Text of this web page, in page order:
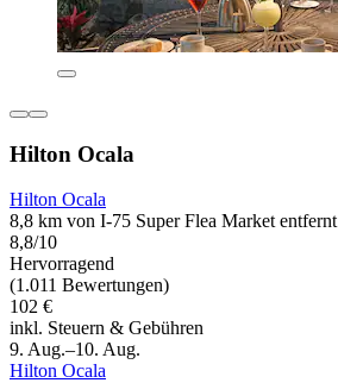
Hilton Ocala
Hilton Ocala
8,8 km von I-75 Super Flea Market entfernt
8,8/10
Hervorragend
(1.011 Bewertungen)
102 €
inkl. Steuern & Gebühren
9. Aug.–10. Aug.
Hilton Ocala